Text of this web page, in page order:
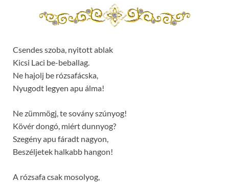
Csendes szoba, nyitott ablak
Kicsi Laci be-beballag.
Ne hajolj be rózsafácska,
Nyugodt legyen apu álma!
Ne zümmögj, te sovány szúnyog!
Kövér dongó, miért dunnyog?
Szegény apu fáradt nagyon,
Beszéljetek halkabb hangon!
A rózsafa csak mosolyog,